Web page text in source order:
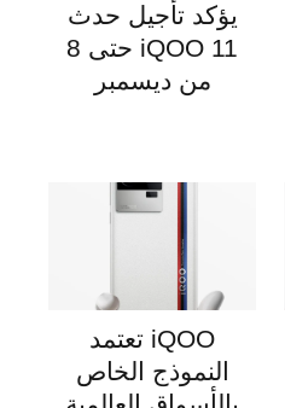
يؤكد تأجيل حدث
iQOO 11 حتى 8
من ديسمبر
iQOO تعتمد
النموذج الخاص